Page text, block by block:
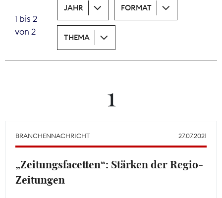
Recht
Tarifpolitik
Theodor-Wolff-Preis
Mitgliederbereich
1 bis 2
von 2
JAHR FORMAT
THEMA
1
BRANCHENNACHRICHT 27.07.2021
„Zeitungsfacetten“: Stärken der Regio-
Zeitungen